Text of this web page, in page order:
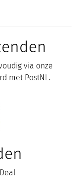
via onze
met PostNL.